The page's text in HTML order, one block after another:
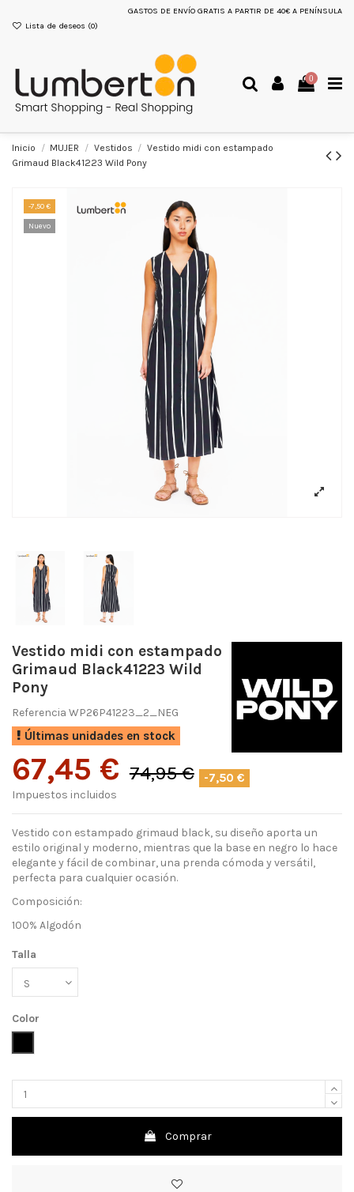
GASTOS DE ENVÍO GRATIS A PARTIR DE 40€ A PENÍNSULA
Lista de deseos (0)
0
Inicio MUJER Vestidos
Vestido midi con estampado
Grimaud Black41223 Wild Pony
-7,50 €
Nuevo
Vestido midi con estampado
Grimaud Black41223 Wild
Pony
Referencia WP26P41223_2_NEG
Últimas unidades en stock
67,45 € 74,95 € -7,50 €
Impuestos incluidos
Vestido con estampado grimaud black, su diseño aporta un
estilo original y moderno, mientras que la base en negro lo hace
elegante y fácil de combinar, una prenda cómoda y versátil,
perfecta para cualquier ocasión.
Composición:
100% Algodón
Talla
Color
Comprar